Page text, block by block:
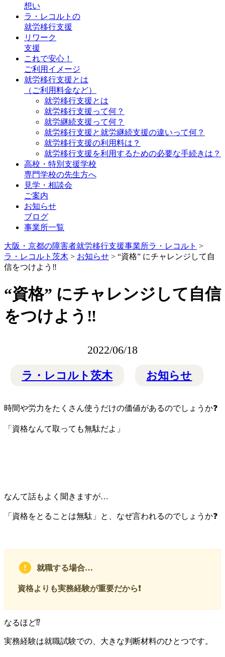
想い
ラ・レコルトの
就労移行支援
リワーク
支援
これで安心！
ご利用イメージ
就労移行支援とは
（ご利用料金など）
就労移行支援とは
就労移行支援って何？
就労継続支援って何？
就労移行支援と就労継続支援の違いって何？
就労移行支援の利用料は？
就労移行支援を利用するための必要な手続きは？
高校・特別支援学校
専門学校の先生方へ
見学・相談会
ご案内
お知らせ
ブログ
事業所一覧
大阪・京都の障害者就労移行支援事業所ラ・レコルト >
ラ・レコルト茨木 > お知らせ > “資格” にチャレンジして自
信をつけよう‼
“資格” にチャレンジして自信
をつけよう‼
2022/06/18
ラ・レコルト茨木 お知らせ
時間や労力をたくさん使うだけの価値があるのでしょうか❓
「資格なんて取っても無駄だよ」
なんて話もよく聞きますが…
「資格をとることは無駄」と、なぜ言われるのでしょうか❓
就職する場合…
資格よりも実務経験が重要だから❗️
なるほど⁉️
実務経験は就職試験での、大きな判断材料のひとつです。